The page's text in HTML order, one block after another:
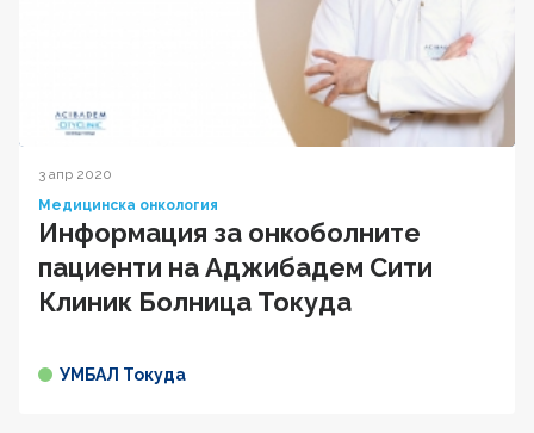
3 апр 2020
Медицинска онкология
Информация за онкоболните
пациенти на Аджибадем Сити
Клиник Болница Токуда
УМБАЛ Токуда